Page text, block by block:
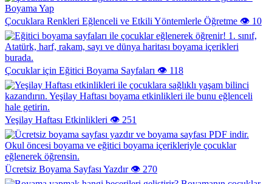
Çocuklara Renkleri Eğlenceli ve Etkili Yöntemlerle Öğretme 👁️ 10
Çocuklar için Eğitici Boyama Sayfaları 👁️ 118
Yeşilay Haftası Etkinlikleri 👁️ 251
Ücretsiz Boyama Sayfası Yazdır 👁️ 270